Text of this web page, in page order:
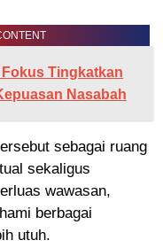
Tingkatkan
Nasabah
sebagai ruang
sekaligus
wawasan,
berbagai
utuh.